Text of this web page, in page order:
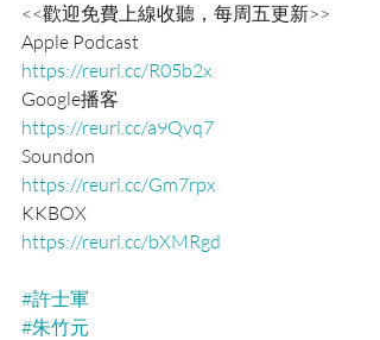
<<歡迎免費上線收聽，每周五更新>>
Apple Podcast
https://reurl.cc/R05b2x
Google播客
https://reurl.cc/a9Qvq7
Soundon
https://reurl.cc/Gm7rpx
KKBOX
https://reurl.cc/bXMRgd
#許士軍
#朱竹元